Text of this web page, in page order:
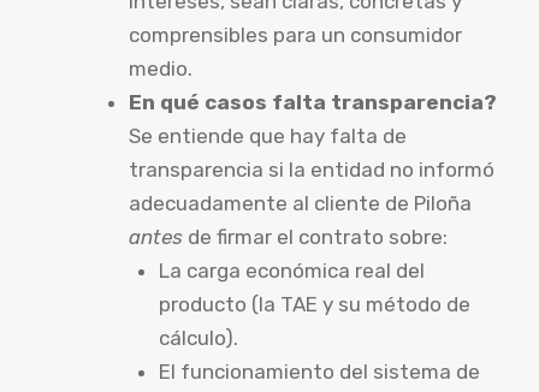
comprensibles para un consumidor
medio.
En qué casos falta transparencia?
Se entiende que hay falta de
transparencia si la entidad no informó
adecuadamente al cliente de Piloña
antes de firmar el contrato sobre:
La carga económica real del
producto (la TAE y su método de
cálculo).
El funcionamiento del sistema de